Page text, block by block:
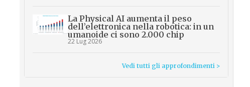
La Physical AI aumenta il peso
dell’elettronica nella robotica: in un
umanoide ci sono 2.000 chip
22 Lug 2026
Vedi tutti gli approfondimenti >